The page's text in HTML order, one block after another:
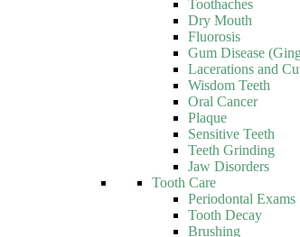
Toothaches
Dry Mouth
Fluorosis
Gum Disease
Lacerations and
Wisdom Teeth
Oral Cancer
Plaque
Sensitive Teeth
Teeth Grinding
Jaw Disorders
Tooth Care
Periodontal Exams
Tooth Decay
Brushing